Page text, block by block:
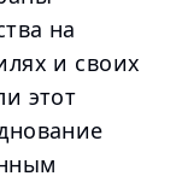
на
и своих
этот